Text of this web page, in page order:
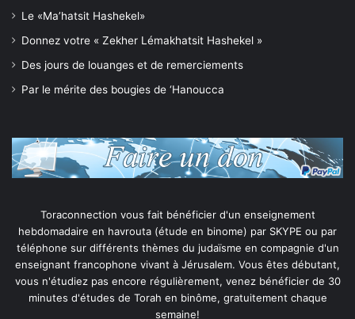
Le «Ma’hatsit Hashekel»
Donnez votre « Zekher Lémakhatsit Hashekel »
Des jours de louanges et de remerciements
Par le mérite des bougies de ‘Hanoucca
Toraconnection vous fait bénéficier d'un enseignement
hebdomadaire en havrouta (étude en binome) par SKYPE ou par
téléphone sur différents thèmes du judaïsme en compagnie d'un
enseignant francophone vivant à Jérusalem. Vous êtes débutant,
vous n'étudiez pas encore régulièrement, venez bénéficier de 30
minutes d'études de Torah en binôme, gratuitement chaque
semaine!